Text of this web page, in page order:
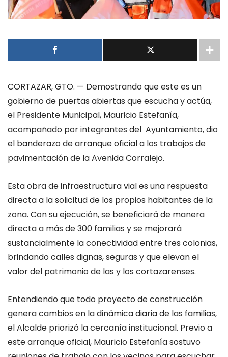
CORTAZAR, GTO. — Demostrando que este es un
gobierno de puertas abiertas que escucha y actúa,
el Presidente Municipal, Mauricio Estefanía,
acompañado por integrantes del Ayuntamiento, dio
el banderazo de arranque oficial a los trabajos de
pavimentación de la Avenida Corralejo.
Esta obra de infraestructura vial es una respuesta
directa a la solicitud de los propios habitantes de la
zona. Con su ejecución, se beneficiará de manera
directa a más de 300 familias y se mejorará
sustancialmente la conectividad entre tres colonias,
brindando calles dignas, seguras y que elevan el
valor del patrimonio de las y los cortazarenses.
Entendiendo que todo proyecto de construcción
genera cambios en la dinámica diaria de las familias,
el Alcalde priorizó la cercanía institucional. Previo a
este arranque oficial, Mauricio Estefanía sostuvo